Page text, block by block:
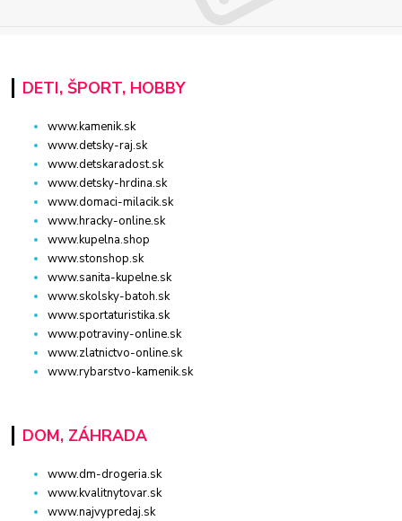
DETI, ŠPORT, HOBBY
www.kamenik.sk
www.detsky-raj.sk
www.detskaradost.sk
www.detsky-hrdina.sk
www.domaci-milacik.sk
www.hracky-online.sk
www.kupelna.shop
www.stonshop.sk
www.sanita-kupelne.sk
www.skolsky-batoh.sk
www.sportaturistika.sk
www.potraviny-online.sk
www.zlatnictvo-online.sk
www.rybarstvo-kamenik.sk
DOM, ZÁHRADA
www.dm-drogeria.sk
www.kvalitnytovar.sk
www.najvypredaj.sk